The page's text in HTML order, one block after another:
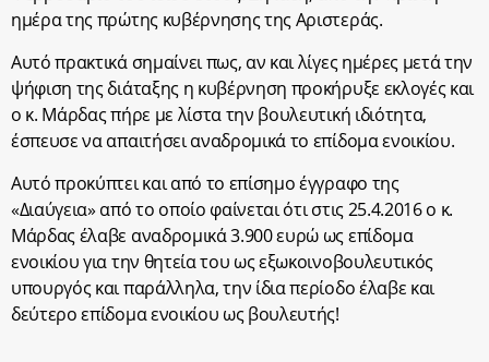
ημέρα της πρώτης κυβέρνησης της Αριστεράς.
Αυτό πρακτικά σημαίνει πως, αν και λίγες ημέρες μετά την
ψήφιση της διάταξης η κυβέρνηση προκήρυξε εκλογές και
ο κ. Μάρδας πήρε με λίστα την βουλευτική ιδιότητα,
έσπευσε να απαιτήσει αναδρομικά το επίδομα ενοικίου.
Αυτό προκύπτει και από το επίσημο έγγραφο της
«Διαύγεια» από το οποίο φαίνεται ότι στις 25.4.2016 ο κ.
Μάρδας έλαβε αναδρομικά 3.900 ευρώ ως επίδομα
ενοικίου για την θητεία του ως εξωκοινοβουλευτικός
υπουργός και παράλληλα, την ίδια περίοδο έλαβε και
δεύτερο επίδομα ενοικίου ως βουλευτής!